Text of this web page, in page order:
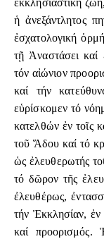
ἐκκλησιαστική
ἡ ἀνεξάντλητος
ἐσχατολογική
τῇ Ἀναστάσει καί
τόν αἰώνιον
καί τήν
εὑρίσκομεν τό
κατελθών ἐν τοῖς
τοῦ Ἅδου καί τό
ὡς ἐλευθερωτής
τό δῶρον τῆς
ἐλευθέρως,
τήν Ἐκκλησίαν, ἐν
καί προορισμός.